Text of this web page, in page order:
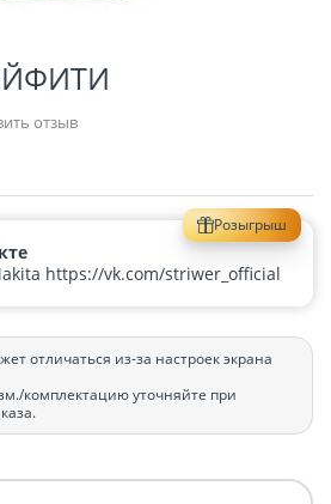
отзыв
Розыгрыш
https://vk.com/striwer_official
отличаться из-за настроек экрана
комплектацию уточняйте при